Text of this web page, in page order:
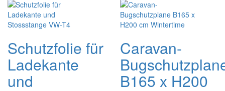
Schutzfolie für
Ladekante
und
Caravan-
B165 x H200